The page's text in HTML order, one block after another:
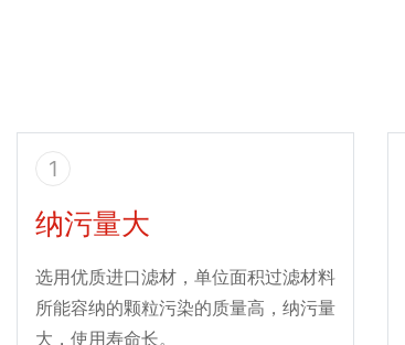
1
纳污量大
选用优质进口滤材，单位面积过滤材料
所能容纳的颗粒污染的质量高，纳污量
大，使用寿命长。